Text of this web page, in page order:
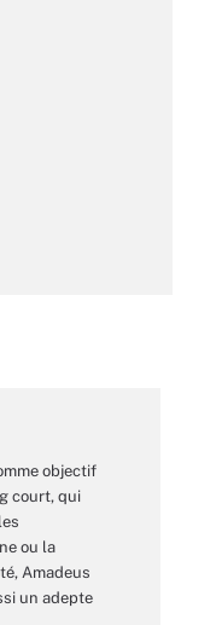
objectif
court, qui
ou la
Amadeus
un adepte